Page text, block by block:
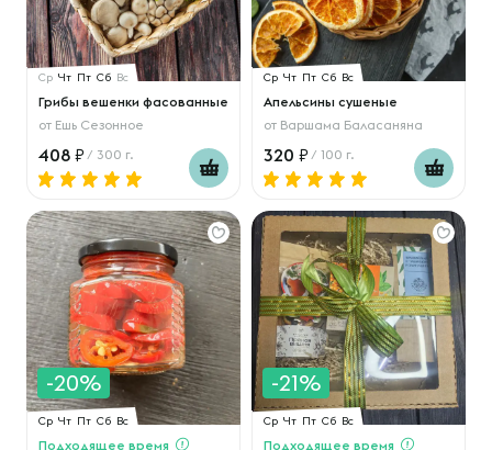
Ср Чт Пт Сб Вс
Грибы вешенки фасованные
от Ешь Сезонное
408 / 300 г.
Ср Чт Пт Сб Вс
Апельсины сушеные
от Варшама Баласаняна
320 / 100 г.
-20%
Ср Чт Пт Сб Вс
Подходящее время
-21%
Ср Чт Пт Сб Вс
Подходящее время